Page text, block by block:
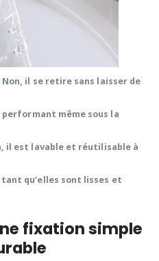
il se retire sans laisser de
même sous la
il est lavable et réutilisable à
qu’elles sont lisses et
fixation simple